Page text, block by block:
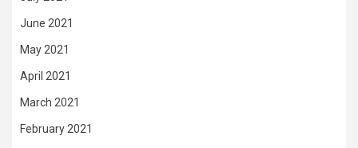
June 2021
May 2021
April 2021
March 2021
February 2021